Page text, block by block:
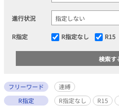
進行状況
R指定 R指定なし R15
フリーワード
連縛
R指定
R指定なし R15